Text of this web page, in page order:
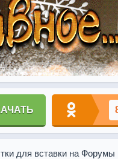
для вставки на Форумы